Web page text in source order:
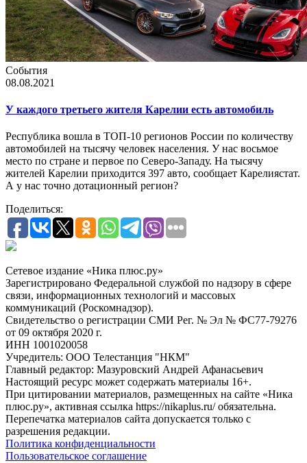
События
08.08.2021
У каждого третьего жителя Карелии есть автомобиль
Республика вошла в ТОП-10 регионов России по количеству
автомобилей на тысячу человек населения. У нас восьмое
место по стране и первое по Северо-Западу. На тысячу
жителей Карелии приходится 397 авто, сообщает Карелиястат.
А у нас точно дотационный регион?
Поделиться:
Сетевое издание «Ника плюс.ру»
Зарегистрировано Федеральной службой по надзору в сфере
связи, информационных технологий и массовых
коммуникаций (Роскомнадзор).
Свидетельство о регистрации СМИ Рег. № Эл № ФС77-79276
от 09 октября 2020 г.
ИНН 1001020058
Учредитель: ООО Телестанция "НКМ"
Главный редактор: Мазуровский Андрей Афанасьевич
Настоящий ресурс может содержать материалы 16+.
При цитировании материалов, размещенных на сайте «Ника
плюс.ру», активная ссылка https://nikaplus.ru/ обязательна.
Перепечатка материалов сайта допускается только с
разрешения редакции.
Политика конфиденциальности
Пользовательское соглашение